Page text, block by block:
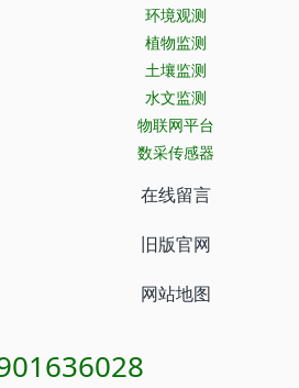
环境观测
植物监测
土壤监测
水文监测
物联网平台
数采传感器
在线留言
旧版官网
网站地图